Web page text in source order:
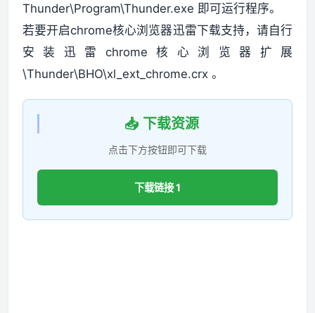
Thunder\Program\Thunder.exe 即可运行程序。
若要开启chrome核心浏览器迅雷下载支持，请自行
安装迅雷chrome核心浏览器扩展
\Thunder\BHO\xl_ext_chrome.crx 。
📥 下载资源
点击下方按钮即可下载
下载链接 1